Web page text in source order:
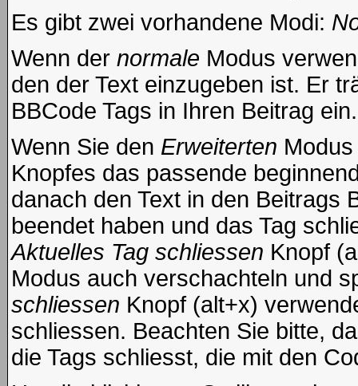
Es gibt zwei vorhandene Modi:
Wenn der normale Modus
den der Text einzugeben ist. Er
BBCode Tags in Ihren Beitrag ein.
Wenn Sie den Erweiterten
Knopfes das passende
danach den Text in den Beitrags
beendet haben und das Tag
Aktuelles Tag schliessen Knopf
Modus auch verschachteln und
schliessen Knopf (alt+x)
schliessen. Beachten Sie bitte,
die Tags schliesst, die mit den